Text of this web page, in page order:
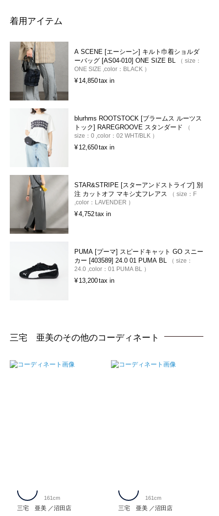
着用アイテム
A SCENE [エーシーン] キルト巾着ショルダ
ーバッグ [AS04-010] ONE SIZE BL
size：
ONE SIZE color： BLACK
¥ 14,850tax in
blurhms ROOTSTOCK [ブラームス ルーツス
トック] RAREGROOVE スタンダード
size： 0 color： 02 WHT/BLK
¥ 12,650tax in
STAR&STRIPE [スターアンドストライプ] 別
注 カットオフ マキシ丈フレアス
size： F
color： LAVENDER
¥4,752tax in
PUMA [プーマ] スピードキャット GO スニー
カー [403589] 24.0 01 PUMA BL
size：
24.0 color： 01 PUMA BL
¥ 13,200tax in
三宅 亜美のその他のコーディネート
三宅 亜美 沼田店
161cm
三宅 亜美 沼田店
161cm